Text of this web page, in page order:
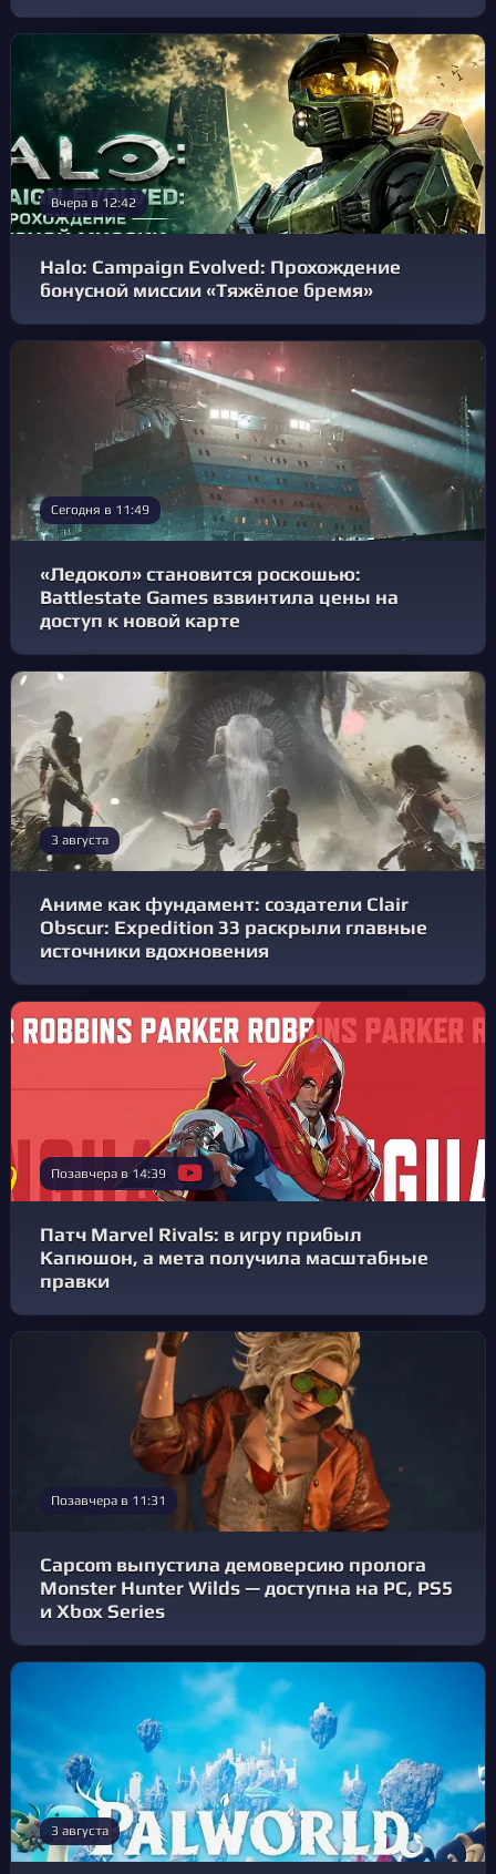
Вчера в 12:42
Halo: Campaign Evolved: Прохождение
бонусной миссии «Тяжёлое бремя»
Сегодня в 11:49
«Ледокол» становится роскошью:
Battlestate Games взвинтила цены на
доступ к новой карте
3 августа
Аниме как фундамент: создатели Clair
Obscur: Expedition 33 раскрыли главные
источники вдохновения
Позавчера в 14:39
Патч Marvel Rivals: в игру прибыл
Капюшон, а мета получила масштабные
правки
Позавчера в 11:31
Capcom выпустила демоверсию пролога
Monster Hunter Wilds — доступна на PC, PS5
и Xbox Series
3 августа